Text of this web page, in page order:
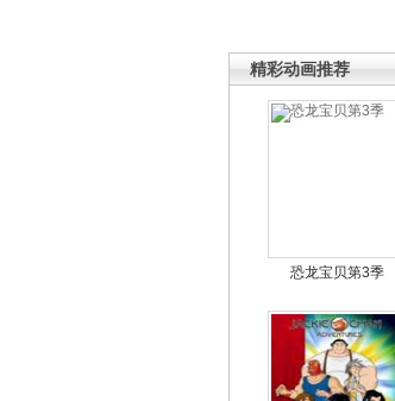
精彩动画推荐
恐龙宝贝第3季